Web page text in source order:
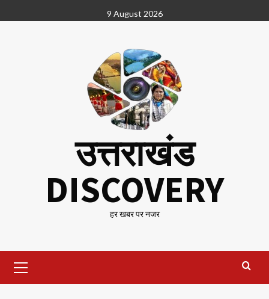
to
9 August 2026
उत्तराखंड
DISCOVERY
हर खबर पर नजर
Menu